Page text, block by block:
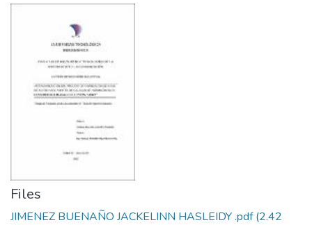
Files
JIMENEZ BUENAÑO JACKELINN HASLEIDY .pdf(2.42